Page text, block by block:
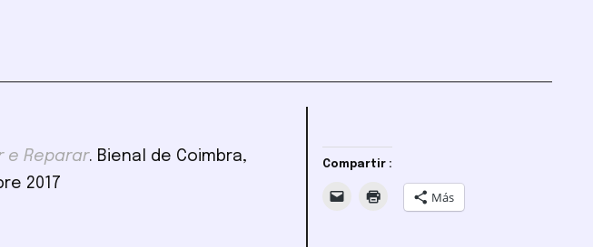
e Reparar. Bienal de Coimbra,
2017
Compartir :
Más